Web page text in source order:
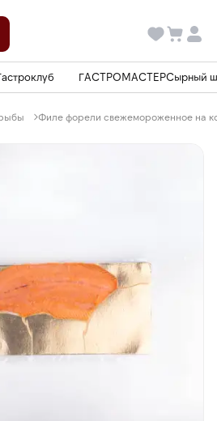
ГАСТРОМАСТЕРСырный
Филе форели свежемороженное на